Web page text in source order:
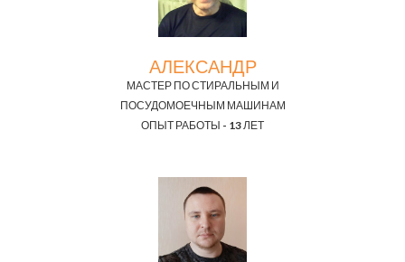
АЛЕКСАНДР
МАСТЕР ПО СТИРАЛЬНЫМ И
ПОСУДОМОЕЧНЫМ МАШИНАМ
ОПЫТ РАБОТЫ - 13 ЛЕТ